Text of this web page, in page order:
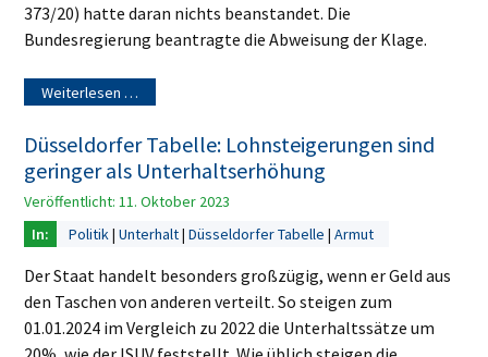
373/20) hatte daran nichts beanstandet. Die
Bundesregierung beantragte die Abweisung der Klage.
Weiterlesen …
Düsseldorfer Tabelle: Lohnsteigerungen sind
geringer als Unterhaltserhöhung
Veröffentlicht: 11. Oktober 2023
Politik Unterhalt Düsseldorfer Tabelle Armut
Der Staat handelt besonders großzügig, wenn er Geld aus
den Taschen von anderen verteilt. So steigen zum
01.01.2024 im Vergleich zu 2022 die Unterhaltssätze um